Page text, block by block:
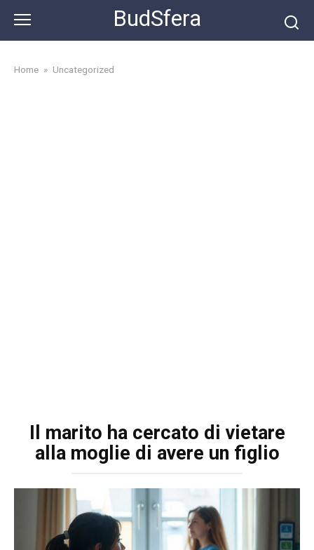
content
BudSfera
Home » Uncategorized
Il marito ha cercato di vietare
alla moglie di avere un figlio